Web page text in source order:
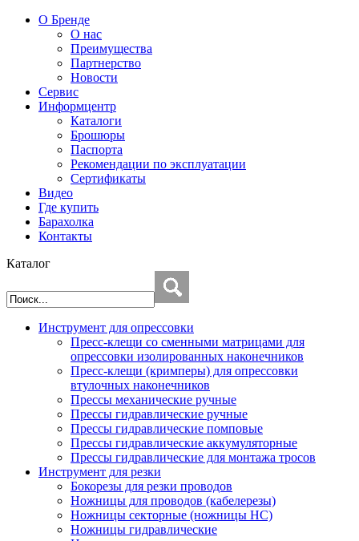
О Бренде
О нас
Преимущества
Партнерство
Новости
Сервис
Информцентр
Каталоги
Брошюры
Паспорта
Рекомендации по эксплуатации
Сертификаты
Видео
Где купить
Барахолка
Контакты
Каталог
Инструмент для опрессовки
Пресс-клещи со сменными матрицами для
опрессовки изолированных наконечников
Пресс-клещи (кримперы) для опрессовки
втулочных наконечников
Прессы механические ручные
Прессы гидравлические ручные
Прессы гидравлические помповые
Прессы гидравлические аккумуляторные
Прессы гидравлические для монтажа тросов
Инструмент для резки
Бокорезы для резки проводов
Ножницы для проводов (кабелерезы)
Ножницы секторные (ножницы НС)
Ножницы гидравлические